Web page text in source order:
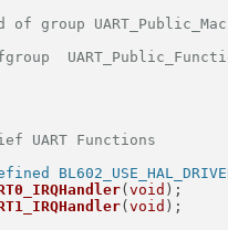
of group
UART Functions
( void ) ;
( void ) ;